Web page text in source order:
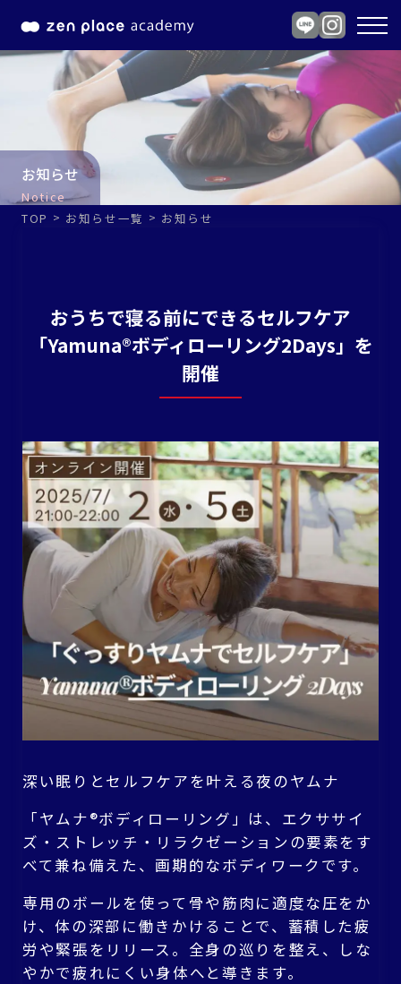
お知らせ
Notice
TOP
お知らせ一覧 お知らせ
おうちで寝る前にできるセルフケア
「Yamuna®ボディローリング2Days」を
開催
深い眠りとセルフケアを叶える夜のヤムナ
「ヤムナ®ボディローリング」は、エクササイ
ズ・ストレッチ・リラクゼーションの要素をす
べて兼ね備えた、画期的なボディワークです。
専用のボールを使って骨や筋肉に適度な圧をか
け、体の深部に働きかけることで、蓄積した疲
労や緊張をリリース。全身の巡りを整え、しな
やかで疲れにくい身体へと導きます。